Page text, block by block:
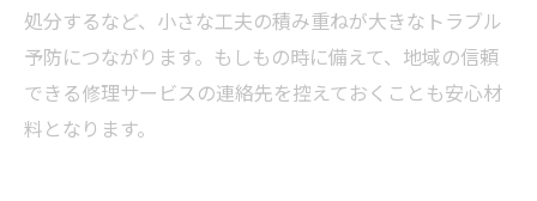
処分するなど、小さな工夫の積み重ねが大きなトラブル
予防につながります。もしもの時に備えて、地域の信頼
できる修理サービスの連絡先を控えておくことも安心材
料となります。